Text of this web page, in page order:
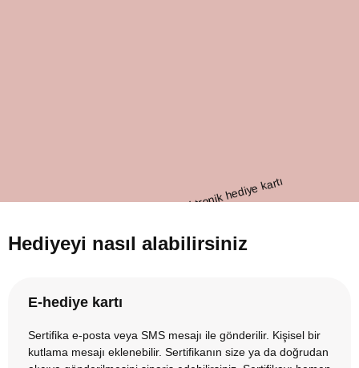
Hediyeyi nasıl alabilirsiniz
E-hediye kartı
Sertifika e-posta veya SMS mesajı ile gönderilir. Kişisel bir
kutlama mesajı eklenebilir. Sertifikanın size ya da doğrudan